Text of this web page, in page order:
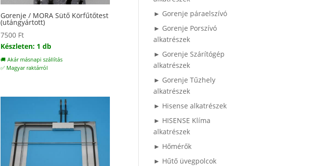
Gorenje / MORA Sütő Körfűtőtest
(utángyártott)
7500 Ft
Készleten: 1 db
🚚 Akár másnapi szállítás
✅ Magyar raktárról
► Gorenje páraelszívó
► Gorenje Porszívó
alkatrészek
► Gorenje Szárítógép
alkatrészek
► Gorenje Tűzhely
alkatrészek
► Hisense alkatrészek
► HISENSE Klíma
alkatrészek
► Hőmérők
► Hűtő üvegpolcok